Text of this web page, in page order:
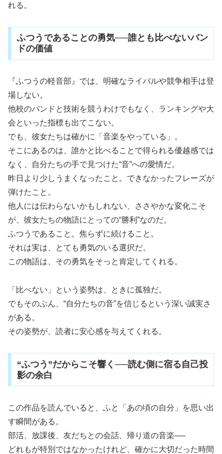
れる。
ふつうであることの勇気──誰とも比べないバン
ドの価値
『ふつうの軽音部』では、明確なライバルや競争相手は登
場しない。
他校のバンドと技術を競うわけでもなく、ランキングや大
会といった指標も出てこない。
でも、彼女たちは確かに「音楽をやっている」。
そこにあるのは、誰かと比べることで得られる優越感では
なく、自分たちの手で見つけた“音”への愛情だ。
昨日より少しうまくなったこと。できなかったフレーズが
弾けたこと。
他人には伝わらないかもしれない、ささやかな変化こそ
が、彼女たちの物語にとっての“勝利”なのだ。
ふつうであること。焦らずに続けること。
それは実は、とても勇気のいる選択だ。
この物語は、その勇気をそっと肯定してくれる。
「比べない」という姿勢は、ときに孤独だ。
でもそのぶん、“自分たちの音”を信じるという深い誠実さ
がある。
その姿勢が、読者に安心感を与えてくれる。
“ふつう”だからこそ響く──読む側に宿る自己投
影の余白
この作品を読んでいると、ふと「あの頃の自分」を思い出
す瞬間がある。
部活、放課後、友だちとの会話、帰り道の音楽──
どれもが特別ではなかったけれど、確かに大切だった時間